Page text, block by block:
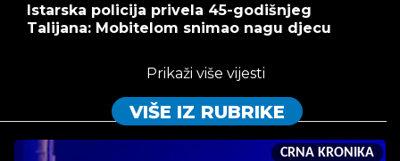
Istarska policija privela 45-godišnjeg
Talijana: Mobitelom snimao nagu djecu
Prikaži više vijesti
VIŠE IZ RUBRIKE
CRNA KRONIKA